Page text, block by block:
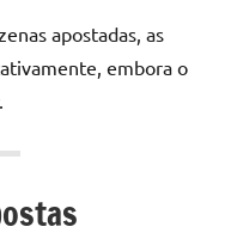
apostadas, as
embora o